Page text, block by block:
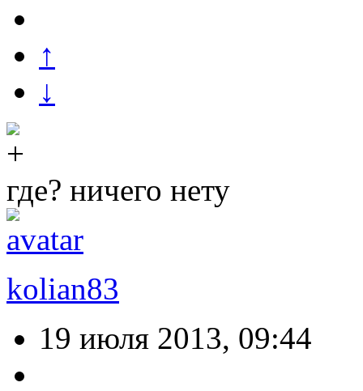
↑
↓
где? ничего нету
kolian83
19 июля 2013, 09:44